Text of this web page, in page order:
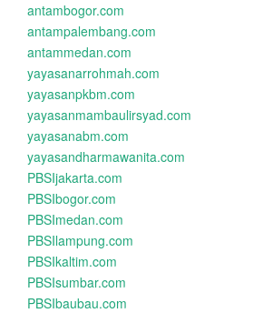
antambogor.com
antampalembang.com
antammedan.com
yayasanarrohmah.com
yayasanpkbm.com
yayasanmambaulirsyad.com
yayasanabm.com
yayasandharmawanita.com
PBSIjakarta.com
PBSIbogor.com
PBSImedan.com
PBSIlampung.com
PBSIkaltim.com
PBSIsumbar.com
PBSIbaubau.com